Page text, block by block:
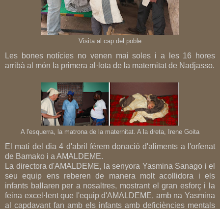
Visita al cap del poble
Les bones notícies no venen mai soles i a les 16 hores
arribà al món la primera al·lota de la maternitat de Nadjasso.
A l'esquerra, la matrona de la maternitat. A la dreta, Irene Goita
El matí del dia 4 d'abril férem donació d'aliments a l'orfenat
de Bamako i a AMALDEME.
La directora d'AMALDEME, la senyora Yasmina Sanago i el
seu equip ens reberen de manera molt acollidora i els
infants ballaren per a nosaltres, mostrant el gran esforç i la
feina excel·lent que l'equip d'AMALDEME, amb na Yasmina
al capdavant fan amb els infants amb deficiències mentals